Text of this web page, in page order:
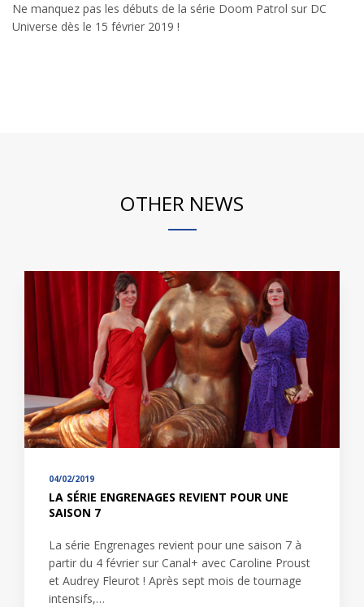
Ne manquez pas les débuts de la série Doom Patrol sur DC
Universe dès le 15 février 2019 !
OTHER NEWS
04/02/2019
LA SÉRIE ENGRENAGES REVIENT POUR UNE
SAISON 7
La série Engrenages revient pour une saison 7 à
partir du 4 février sur Canal+ avec Caroline Proust
et Audrey Fleurot ! Après sept mois de tournage
intensifs,…